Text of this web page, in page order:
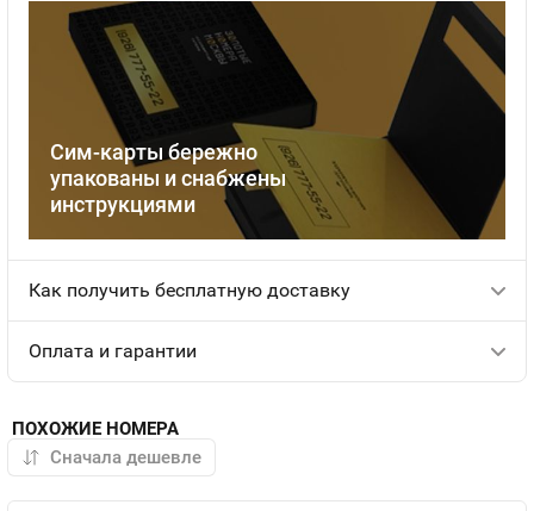
Сим-карты бережно
упакованы и снабжены
инструкциями
Как получить бесплатную доставку
Оплата и гарантии
ПОХОЖИЕ НОМЕРА